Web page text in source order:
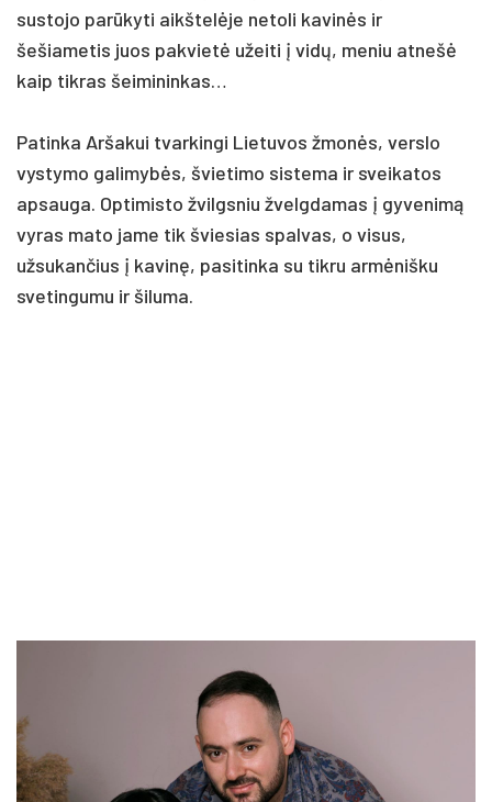
sustojo parūkyti aikštelėje netoli kavinės ir
šešiametis juos pakvietė užeiti į vidų, meniu atnešė
kaip tikras šeimininkas…
Patinka Aršakui tvarkingi Lietuvos žmonės, verslo
vystymo galimybės, švietimo sistema ir sveikatos
apsauga. Optimisto žvilgsniu žvelgdamas į gyvenimą
vyras mato jame tik šviesias spalvas, o visus,
užsukančius į kavinę, pasitinka su tikru armėnišku
svetingumu ir šiluma.